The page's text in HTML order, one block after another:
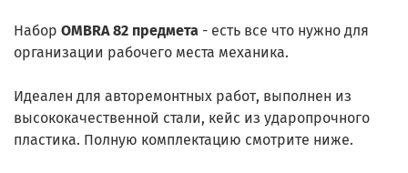
Набор OMBRA 82 предмета - есть все что нужно для
организации рабочего места механика.
Идеален для авторемонтных работ, выполнен из
высококачественной стали, кейс из ударопрочного
пластика. Полную комплектацию смотрите ниже.